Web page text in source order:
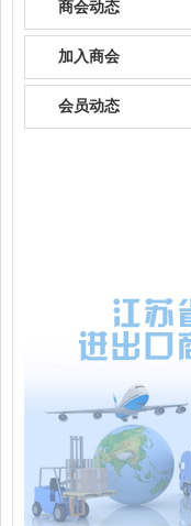
商会动态
加入商会
会员动态